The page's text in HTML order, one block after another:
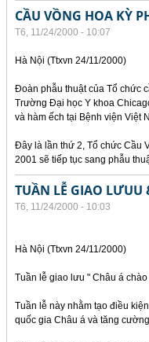
CẦU VỒNG HOA KỲ
T6, 11/24/2000 - 10:07
Hà Nội (Ttxvn 24/11/2000)
Đoàn phẫu thuật của Tổ chức
Trường Đại học Y khoa
và hàm ếch tại Bệnh viện Việt
Đây là lần thứ 2, Tổ chức Cầu
2001 sẽ tiếp tục sang phẫu
TUẦN LỄ GIAO LƯUU
T6, 11/24/2000 - 10:03
Hà Nội (Ttxvn 24/11/2000)
Tuần lễ giao lưu " Châu á
Tuần lễ này nhằm tạo điều
quốc gia Châu á và tăng